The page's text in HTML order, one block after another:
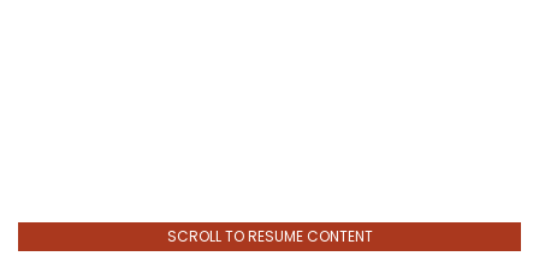
SCROLL TO RESUME CONTENT